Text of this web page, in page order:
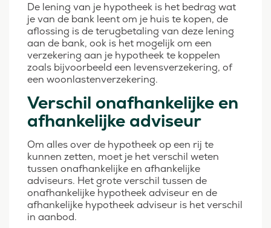
De lening van je hypotheek is het bedrag wat
je van de bank leent om je huis te kopen, de
aflossing is de terugbetaling van deze lening
aan de bank, ook is het mogelijk om een
verzekering aan je hypotheek te koppelen
zoals bijvoorbeeld een levensverzekering, of
een woonlastenverzekering.
Verschil onafhankelijke en
afhankelijke adviseur
Om alles over de hypotheek op een rij te
kunnen zetten, moet je het verschil weten
tussen onafhankelijke en afhankelijke
adviseurs. Het grote verschil tussen de
onafhankelijke hypotheek adviseur en de
afhankelijke hypotheek adviseur is het verschil
in aanbod.